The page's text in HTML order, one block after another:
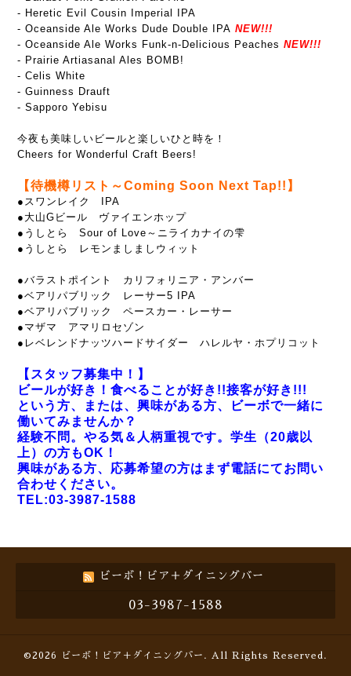
- Heretic Evil Cousin Imperial IPA
- Oceanside Ale Works Dude Double IPA NEW!!!
- Oceanside Ale Works Funk-n-Delicious Peaches NEW!!!
- Prairie Artiasanal Ales BOMB!
- Celis White
- Guinness Drauft
- Sapporo Yebisu
今夜も美味しいビールと楽しいひと時を！
Cheers for Wonderful Craft Beers!
【待機樽リスト～Coming Soon Next Tap!!】
●スワンレイク IPA
●大山Gビール ヴァイエンホップ
●うしとら Sour of Love～ニライカナイの雫
●うしとら レモンましましウィット
●バラストポイント カリフォリニア・アンバー
●ベアリパブリック レーサー5 IPA
●ベアリパブリック ペースカー・レーサー
●マザマ アマリロセゾン
●レベレンドナッツハードサイダー ハレルヤ・ホプリコット
【スタッフ募集中！】
ビールが好き！食べることが好き!!接客が好き!!!
という方、または、興味がある方、ビーボで一緒に
働いてみませんか？
経験不問。やる気＆人柄重視です。学生（20歳以
上）の方もOK！
興味がある方、応募希望の方はまず電話にてお問い
合わせください。
TEL:03-3987-1588
ビーボ！ビア＋ダイニングバー
03-3987-1588
©2026 ビーボ！ビア＋ダイニングバー . All Rights Reserved.